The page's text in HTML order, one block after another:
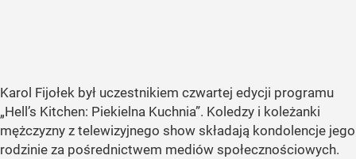
Karol Fijołek był uczestnikiem czwartej edycji programu
„Hell’s Kitchen: Piekielna Kuchnia”. Koledzy i koleżanki
mężczyzny z telewizyjnego show składają kondolencje jego
rodzinie za pośrednictwem mediów społecznościowych.